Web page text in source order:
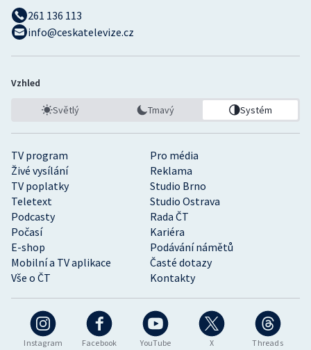
Instagram Facebook YouTube X Threads
TV program
Pro média
Živé vysílání
Reklama
TV poplatky
Studio Brno
Teletext
Studio Ostrava
Podcasty
Rada ČT
Počasí
Kariéra
E-shop
Podávání námětů
Mobilní a TV aplikace
Časté dotazy
Vše o ČT
Kontakty
261 136 113
info@ceskatelevize.cz
Vzhled
Světlý Tmavý Systém